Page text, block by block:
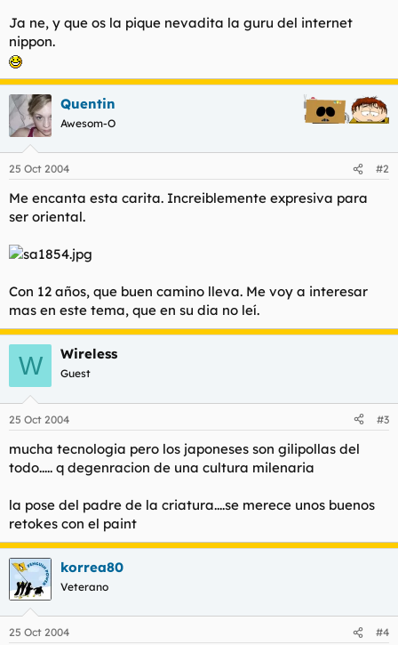
Ja ne, y que os la pique nevadita la guru del internet
nippon.
Quentin
Awesom-O
25 Oct 2004 #2
Me encanta esta carita. Increiblemente expresiva para
ser oriental.
Con 12 años, que buen camino lleva. Me voy a interesar
mas en este tema, que en su dia no leí.
W Wireless
Guest
25 Oct 2004 #3
mucha tecnologia pero los japoneses son gilipollas del
todo..... q degenracion de una cultura milenaria
la pose del padre de la criatura....se merece unos buenos
retokes con el paint
korrea80
Veterano
25 Oct 2004 #4